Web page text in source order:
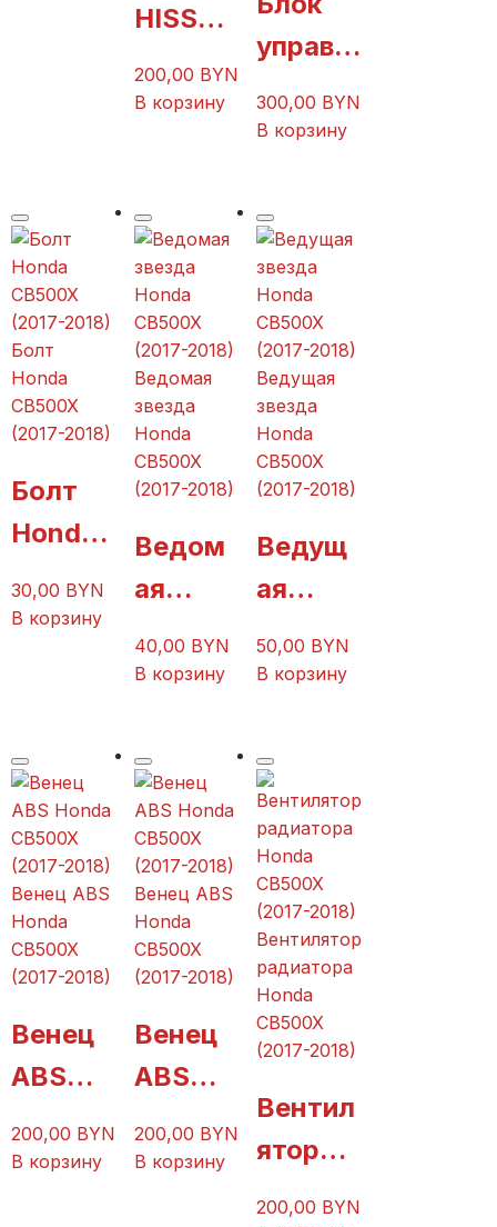
HISS
Honda
CB500
2018)
200,00 BYN
В корзину
управл
ения
Honda
X
(2017-
2018)
300,00 BYN
В корзину
Болт
Honda
CB500X
(2017-2018)
Болт
Honda
CB500
X
30,00 BYN
В корзину
Ведомая
звезда
Honda
CB500X
(2017-2018)
Ведом
ая
звезда
Honda
X
(2017-
2018)
40,00 BYN
В корзину
Ведущая
звезда
Honda
CB500X
(2017-2018)
Ведущ
ая
звезда
Honda
X
(2017-
2018)
50,00 BYN
В корзину
Венец ABS
Honda
CB500X
(2017-2018)
Венец
ABS
Honda
CB500
200,00 BYN
В корзину
Венец ABS
Honda
CB500X
(2017-2018)
Венец
ABS
Honda
CB500
200,00 BYN
В корзину
Вентилятор
радиатора
Honda
CB500X
(2017-2018)
Вентил
ятор
радиат
200,00 BYN